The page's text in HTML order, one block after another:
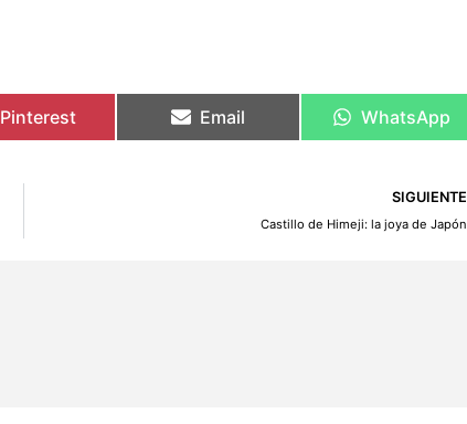
Pinterest Email WhatsApp
SIGUIENTE
Castillo de Himeji: la joya de Japón